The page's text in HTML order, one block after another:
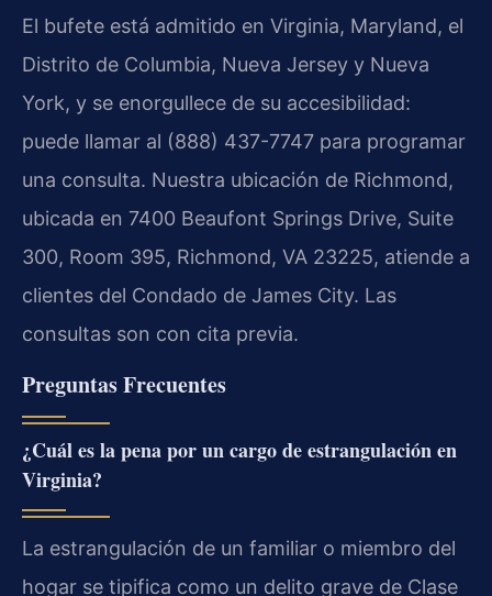
El bufete está admitido en Virginia, Maryland, el
Distrito de Columbia, Nueva Jersey y Nueva
York, y se enorgullece de su accesibilidad:
puede llamar al (888) 437-7747 para programar
una consulta. Nuestra ubicación de Richmond,
ubicada en 7400 Beaufont Springs Drive, Suite
300, Room 395, Richmond, VA 23225, atiende a
clientes del Condado de James City. Las
consultas son con cita previa.
Preguntas Frecuentes
¿Cuál es la pena por un cargo de estrangulación en
Virginia?
La estrangulación de un familiar o miembro del
hogar se tipifica como un delito grave de Clase